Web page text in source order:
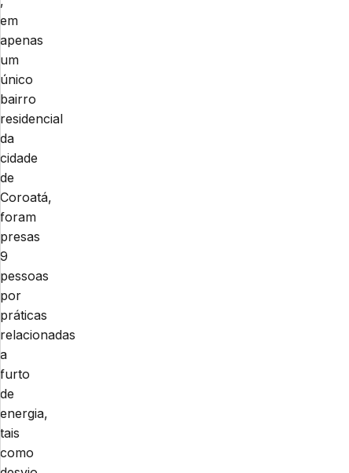
em
apenas
um
único
bairro
residencial
da
cidade
de
Coroatá,
foram
presas
9
pessoas
por
práticas
relacionadas
a
furto
de
energia,
tais
como